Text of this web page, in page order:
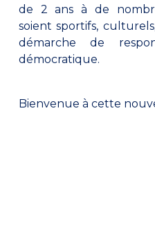
de 2 ans à de
soient sportifs,
démarche de
démocratique.
Bienvenue à cette